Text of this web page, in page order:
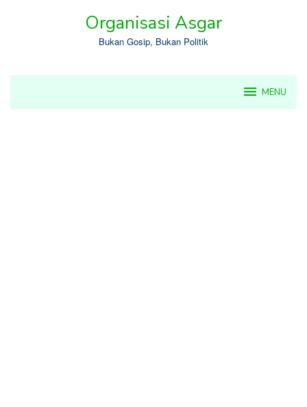
Organisasi Asgar
Bukan Gosip, Bukan Politik
MENU